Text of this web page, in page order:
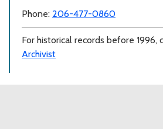
Phone: 206-477-0860
For historical records before 1996,
Archivist